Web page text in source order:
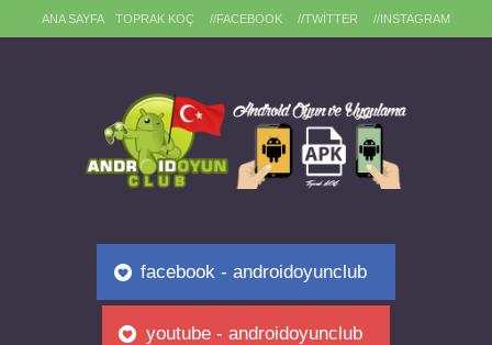
ANA SAYFA TOPRAK KOÇ //FACEBOOK //TWITTER //INSTAGRAM
facebook - androidoyunclub
youtube - androidoyunclub